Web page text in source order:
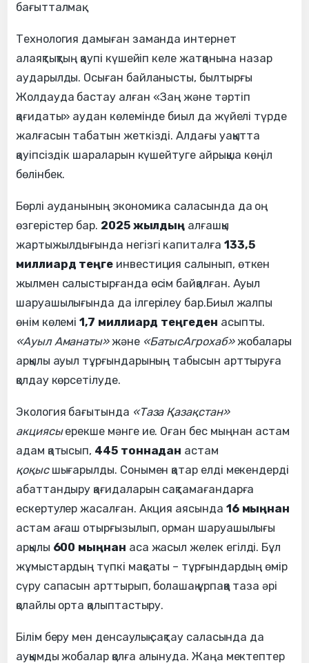
бағытталмақ.
Технология дамыған заманда интернет
алаяқтықтың қаупі күшейіп келе жатқанына назар
аударылды. Осыған байланысты, былтырғы
Жолдауда бастау алған «Заң және тәртіп
қағидаты» аудан көлемінде биыл да жүйелі түрде
жалғасын табатын жеткізді. Алдағы уақытта
қауіпсіздік шараларын күшейтуге айрықша көңіл
бөлінбек.
Бөрлі ауданының экономика саласында да оң
өзгерістер бар. 2025 жылдың алғашқы
жартыжылдығында негізгі капиталға 133,5
миллиард теңге инвестиция салынып, өткен
жылмен салыстырғанда өсім байқалған. Ауыл
шаруашылығында да ілгерілеу бар.Биыл жалпы
өнім көлемі1,7 миллиард теңгеден асыпты.
«Ауыл Аманаты»және «БатысАгрохаб»жобалары
арқылы ауыл тұрғындарының табысын арттыруға
қолдау көрсетілуде.
Экология бағытында «Таза Қазақстан»
акциясыерекше мәнге ие. Оған бес мыңнан астам
адам қатысып, 445 тоннадан астам
қоқыс шығарылды. Сонымен қатар елді мекендерді
абаттандыру қағидаларын сақтамағандарға
ескертулер жасалған. Акция аясында 16 мыңнан
астам ағаш отырғызылып, орман шаруашылығы
арқылы 600 мыңнан аса жасыл желек егілді. Бұл
жұмыстардың түпкі мақсаты – тұрғындардың өмір
сүру сапасын арттырып, болашақ ұрпаққа таза әрі
қолайлы орта қалыптастыру.
Білім беру мен денсаулық сақтау саласында да
ауқымды жобалар қолға алынуда. Жаңа мектептер